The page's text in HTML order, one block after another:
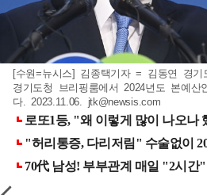
[수원=뉴시스] 김종택기자 = 김동연 경
경기도청 브리핑룸에서 2024년도 본예
다. 2023.11.06. jtk@newsis.com